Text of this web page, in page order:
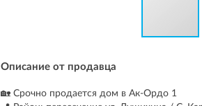
Описание от продавца
🏡 Срочно продается дом в Ак-Ордо 1